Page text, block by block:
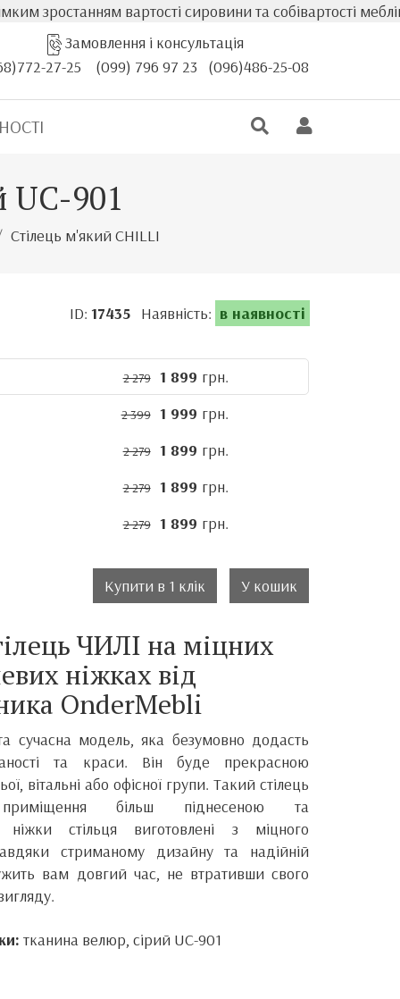
вартості сировини та собівартості меблів,
Замовлення і консультація
27-25
(099) 796 97 23 (096)486-25-08
UC-901
Стілець м'який CHILLI
ID: 17435Наявність: в наявності
2 279 1 899 грн.
2 399 1 999 грн.
2 279 1 899 грн.
2 279 1 899 грн.
2 279 1 899 грн.
Купити в 1 клік У кошик
ЧИЛІ на міцних
ніжках від
OnderMebli
сучасна модель, яка безумовно додасть
та краси. Він буде прекрасною
вітальні або офісної групи. Такий стілець
більш піднесеною та
стільця виготовлені з міцного
стриманому дизайну та надійній
вам довгий час, не втративши свого
тканина велюр, сірий UC-901